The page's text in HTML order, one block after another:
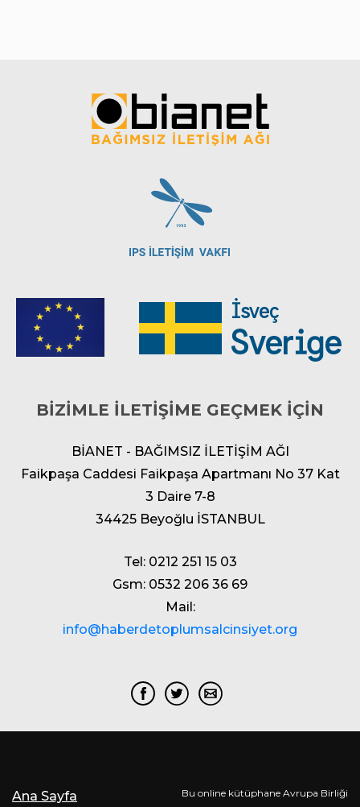
BİZİMLE İLETİŞİME GEÇMEK İÇİN
BİANET - BAĞIMSIZ İLETİŞİM AĞI
Faikpaşa Caddesi Faikpaşa Apartmanı No 37 Kat
3 Daire 7-8
34425 Beyoğlu İSTANBUL
Tel: 0212 251 15 03
Gsm: 0532 206 36 69
Mail:
info@haberdetoplumsalcinsiyet.org
Ana Sayfa
Bu online kütüphane Avrupa Birliği